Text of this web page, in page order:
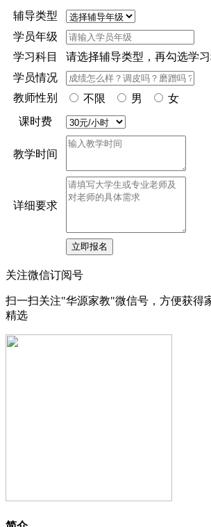
辅导类型
学员年级
学习科目
请选择辅导类型，再勾选学习
学员情况
教师性别
不限 男
女
课时费
教学时间
详细要求
关注微信订阅号
扫一扫关注"华源家教"微信号，方便获得
精选